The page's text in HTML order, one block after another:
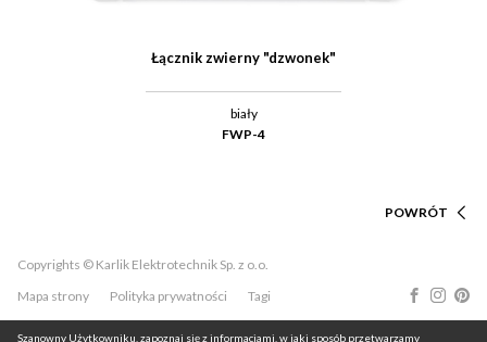
Szanowny Użytkowniku, zapoznaj się z informacjami, w jaki sposób przetwarzamy
Łącznik zwierny "dzwonek"
biały
FWP-4
POWRÓT
Copyrights © Karlik Elektrotechnik Sp. z o.o.
Mapa strony
Polityka prywatności Tagi